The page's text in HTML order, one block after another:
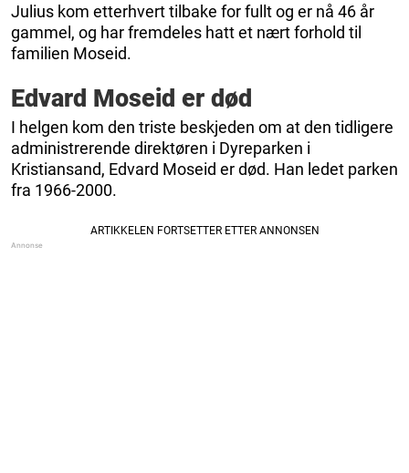
Julius kom etterhvert tilbake for fullt og er nå 46 år
gammel, og har fremdeles hatt et nært forhold til
familien Moseid.
Edvard Moseid er død
I helgen kom den triste beskjeden om at den tidligere
administrerende direktøren i Dyreparken i
Kristiansand, Edvard Moseid er død. Han ledet parken
fra 1966-2000.